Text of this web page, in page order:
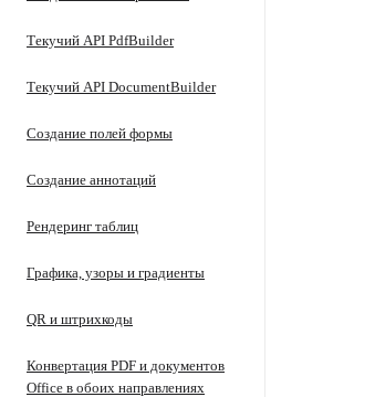
Текучий API PdfBuilder
Текучий API DocumentBuilder
Создание полей формы
Создание аннотаций
Рендеринг таблиц
Графика, узоры и градиенты
QR и штрихкоды
Конвертация PDF и документов
Office в обоих направлениях